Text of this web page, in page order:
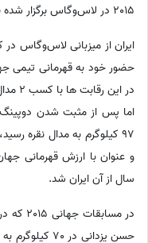
2015 در لاس‌وگاس برگزار شده بود.
ایران از میزبانی لاس‌وگاس
حضور خود به قهرمانی تیمی
اما پس از مثبت شدن دوپینگ
97 کیلوگرم به مدال نقره
سال از آن ایران شد.